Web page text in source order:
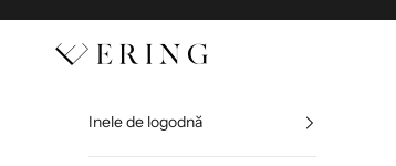
Ering
Inele de logodnă